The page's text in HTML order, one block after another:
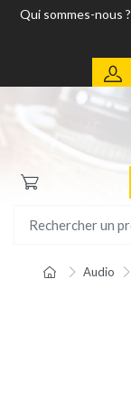
Qui sommes-nous ?
Audio